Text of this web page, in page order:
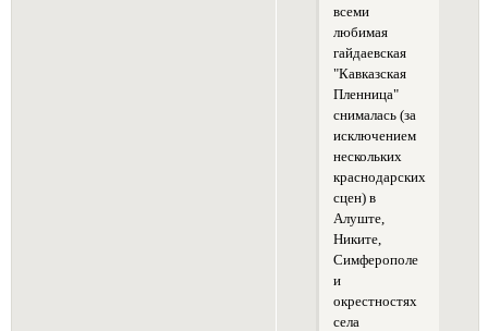
всеми
любимая
гайдаевская
"Кавказская
Пленница"
снималась (за
исключением
нескольких
краснодарских
сцен) в
Алуште,
Никите,
Симферополе
и
окрестностях
села